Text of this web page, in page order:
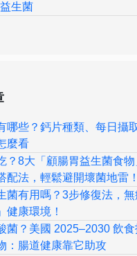
生菌
哪些？鈣片種類、每日攝
麼看
？8大「顧腸胃益生菌食
配法，輕鬆避開壞菌地雷！
菌有用嗎？3步修復法，
健康環境！
菌？美國 2025–2030 飲
：腸道健康靠它助攻